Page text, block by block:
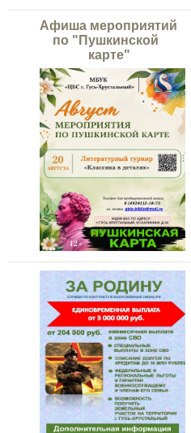
Афиша мероприятий
по "Пушкинской
карте"